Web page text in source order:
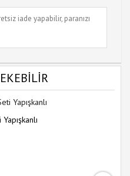
iade yapabilir, paranızı